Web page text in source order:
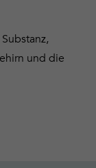
und die